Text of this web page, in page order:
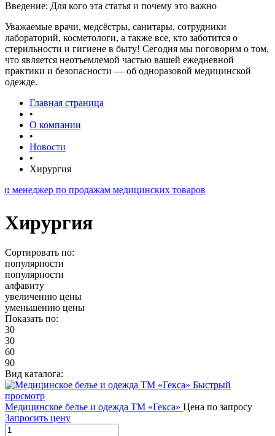
Введение: Для кого эта статья и почему это важно
Уважаемые врачи, медсёстры, санитары, сотрудники
лабораторий, косметологи, а также все, кто заботится о
стерильности и гигиене в быту! Сегодня мы поговорим о том,
что является неотъемлемой частью вашей ежедневной
практики и безопасности — об одноразовой медицинской
одежде.
Главная страница
•
О компании
•
Новости
•
Хирургия
по продажам медицинских товаров
Хирургия
Сортировать по:
популярности
популярности
алфавиту
увеличению цены
уменьшению цены
Показать по:
30
30
60
90
Вид каталога:
Быстрый
просмотр
Медицинское белье и одежда ТМ «Гекса» Цена по запросу
Запросить цену